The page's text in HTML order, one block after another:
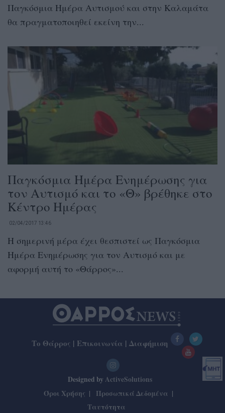
Παγκόσμια Ημέρα Αυτισμού και στην Καλαμάτα
θα πραγματοποιηθεί εκείνη την...
Παγκόσμια Ημέρα Ενημέρωσης για
τον Αυτισμό και το «Θ» βρέθηκε στο
Κέντρο Ημέρας
02/04/2017 13:46
Η σημερινή μέρα έχει θεσπιστεί ως Παγκόσμια
Ημέρα Ενημέρωσης για τον Αυτισμό και με
αφορμή αυτή το «Θάρρος»...
Το Θάρρος | Επικοινωνία | Διαφήμιση
Designed by ActiveSolutions
Όροι Χρήσης
Προσωπικά Δεδομένα
Ταυτότητα